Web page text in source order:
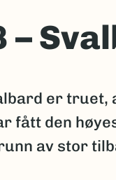
–
er truet,
fått den
av stor